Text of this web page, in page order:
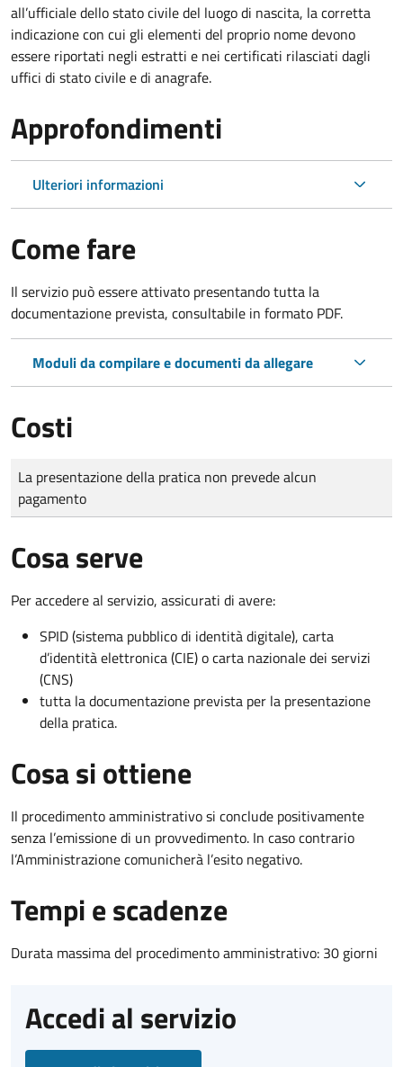
all’ufficiale dello stato civile del luogo di nascita, la corretta
indicazione con cui gli elementi del proprio nome devono
essere riportati negli estratti e nei certificati rilasciati dagli
uffici di stato civile e di anagrafe.
Approfondimenti
Ulteriori informazioni
Come fare
Il servizio può essere attivato presentando tutta la
documentazione prevista, consultabile in formato PDF.
Moduli da compilare e documenti da allegare
Costi
Tipo di pagamento
Importo
La presentazione della pratica non prevede alcun
pagamento
Cosa serve
Per accedere al servizio, assicurati di avere:
SPID (sistema pubblico di identità digitale), carta
d’identità elettronica (CIE) o carta nazionale dei servizi
(CNS)
tutta la documentazione prevista per la presentazione
della pratica.
Cosa si ottiene
Il procedimento amministrativo si conclude positivamente
senza l’emissione di un provvedimento. In caso contrario
l’Amministrazione comunicherà l’esito negativo.
Tempi e scadenze
Durata massima del procedimento amministrativo: 30 giorni
Accedi al servizio